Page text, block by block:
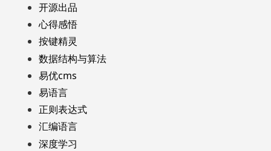
开源出品
心得感悟
按键精灵
数据结构与算法
易优cms
易语言
正则表达式
汇编语言
深度学习